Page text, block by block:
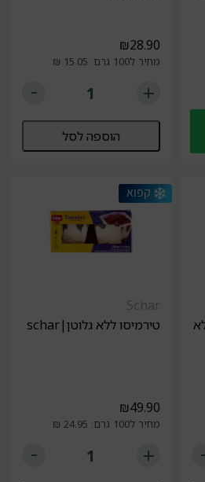
₪28.90
מחיר ל100 גרם: 15.05 ₪
הוספה לסל
Schar
טירמיסו ללא גלוטן|schar
₪49.90
מחיר ל100 גרם: 24.95 ₪